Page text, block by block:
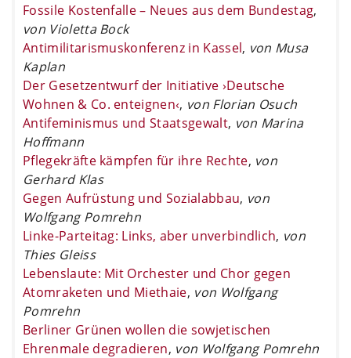
Fossile Kostenfalle – Neues aus dem Bundestag,
von Violetta Bock
Antimilitarismuskonferenz in Kassel, von Musa
Kaplan
Der Gesetzentwurf der Initiative ›Deutsche
Wohnen & Co. enteignen‹, von Florian Osuch
Antifeminismus und Staatsgewalt, von Marina
Hoffmann
Pflegekräfte kämpfen für ihre Rechte, von
Gerhard Klas
Gegen Aufrüstung und Sozialabbau, von
Wolfgang Pomrehn
Linke-Parteitag: Links, aber unverbindlich, von
Thies Gleiss
Lebenslaute: Mit Orchester und Chor gegen
Atomraketen und Miethaie, von Wolfgang
Pomrehn
Berliner Grünen wollen die sowjetischen
Ehrenmale degradieren, von Wolfgang Pomrehn